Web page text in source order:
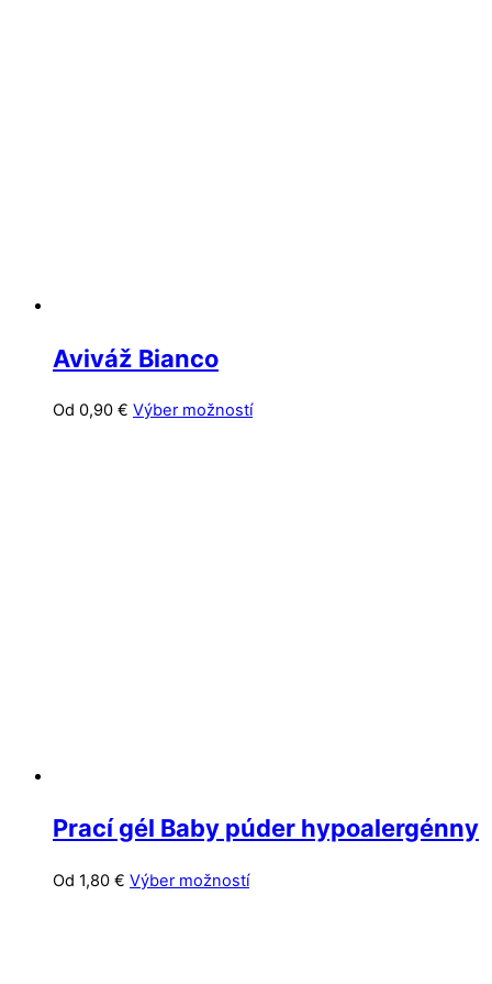
Aviváž Bianco
Od 0,90 € Výber možnostíTento
Prací gél Baby púder hypoalergénny
Od 1,80 € Výber možnostíTento